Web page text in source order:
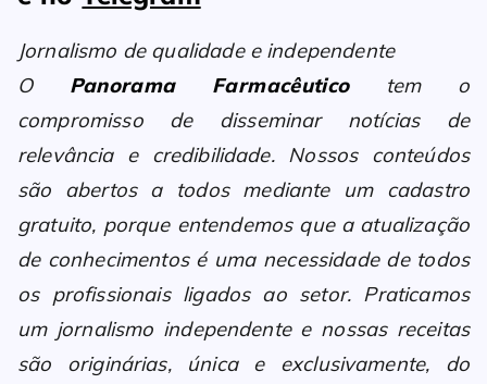
Jornalismo de qualidade e independente
O Panorama Farmacêuticotem o
compromisso de disseminar notícias de
relevância e credibilidade. Nossos conteúdos
são abertos a todos mediante um cadastro
gratuito, porque entendemos que a atualização
de conhecimentos é uma necessidade de todos
os profissionais ligados ao setor. Praticamos
um jornalismo independente e nossas receitas
são originárias, única e exclusivamente, do